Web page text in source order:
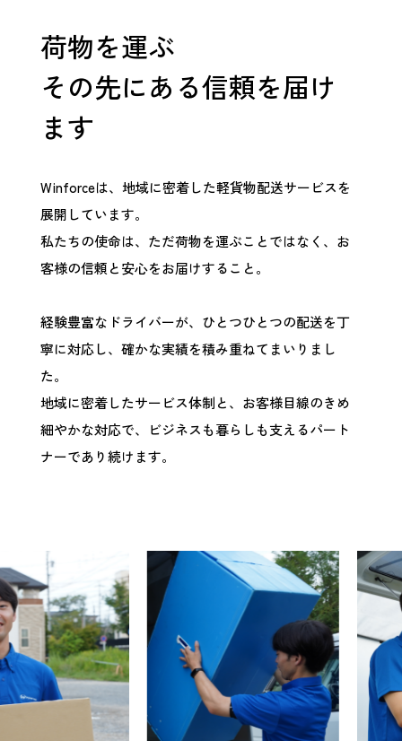
荷物を運ぶ
その先にある信頼を届け
ます
Winforceは、地域に密着した軽貨物配送サービスを
展開しています。
私たちの使命は、ただ荷物を運ぶことではなく、お
客様の信頼と安心をお届けすること。
経験豊富なドライバーが、ひとつひとつの配送を丁
寧に対応し、確かな実績を積み重ねてまいりまし
た。
地域に密着したサービス体制と、お客様目線のきめ
細やかな対応で、ビジネスも暮らしも支えるパート
ナーであり続けます。